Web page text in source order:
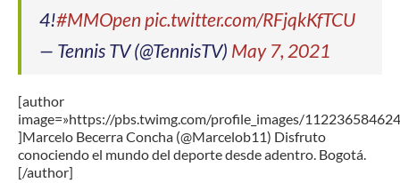
4!#MMOpen pic.twitter.com/RFjqkKfTCU
— Tennis TV (@TennisTV) May 7, 2021
[author
image=»https://pbs.twimg.com/profile_images/
]Marcelo Becerra Concha (@Marcelob11) Disfruto
conociendo el mundo del deporte desde adentro. Bogotá.
[/author]